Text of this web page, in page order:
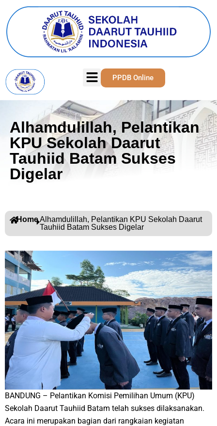
PPDB Online
Alhamdulillah, Pelantikan
KPU Sekolah Daarut
Tauhiid Batam Sukses
Digelar
HomeAlhamdulillah, Pelantikan KPU Sekolah Daarut
Tauhiid Batam Sukses Digelar
BANDUNG – Pelantikan Komisi Pemilihan Umum (KPU)
Sekolah Daarut Tauhiid Batam telah sukses dilaksanakan.
Acara ini merupakan bagian dari rangkaian kegiatan